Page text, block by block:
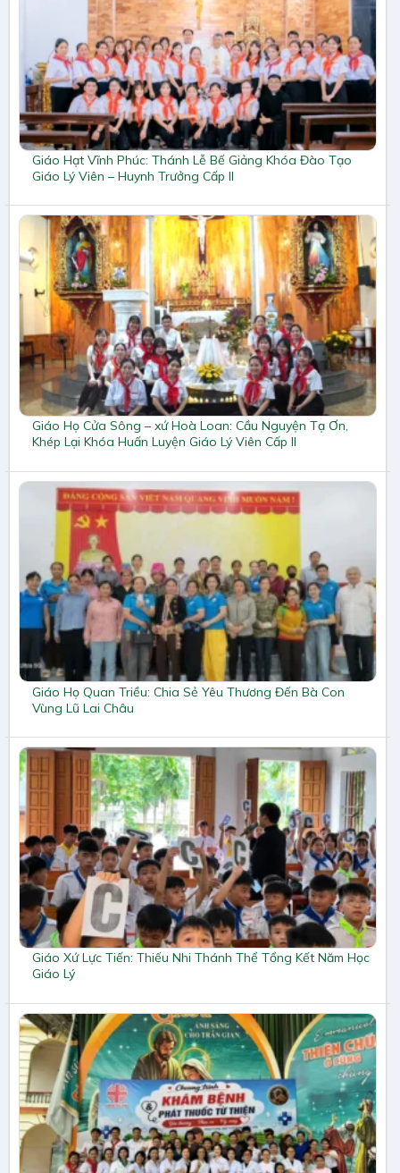
Giáo Hạt Vĩnh Phúc: Thánh Lễ Bế Giảng Khóa Đào Tạo
Giáo Lý Viên – Huynh Trưởng Cấp II
Giáo Họ Cửa Sông – xứ Hoà Loan: Cầu Nguyện Tạ Ơn,
Khép Lại Khóa Huấn Luyện Giáo Lý Viên Cấp II
Giáo Họ Quan Triều: Chia Sẻ Yêu Thương Đến Bà Con
Vùng Lũ Lai Châu
Giáo Xứ Lực Tiến: Thiếu Nhi Thánh Thể Tổng Kết Năm Học
Giáo Lý